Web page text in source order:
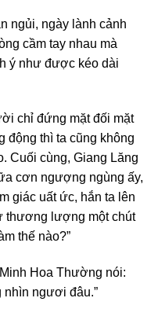
ngủi, ngày lành cảnh
cầm tay nhau mà
ý như được kéo dài
chỉ đứng mặt đối mặt
động thì ta cũng không
Cuối cùng, Giang Lăng
cơn ngượng ngùng ấy,
giác uất ức, hắn ta lên
thương lượng một chút
thế nào?”
Hoa Thường nói:
nhìn ngươi đâu.”